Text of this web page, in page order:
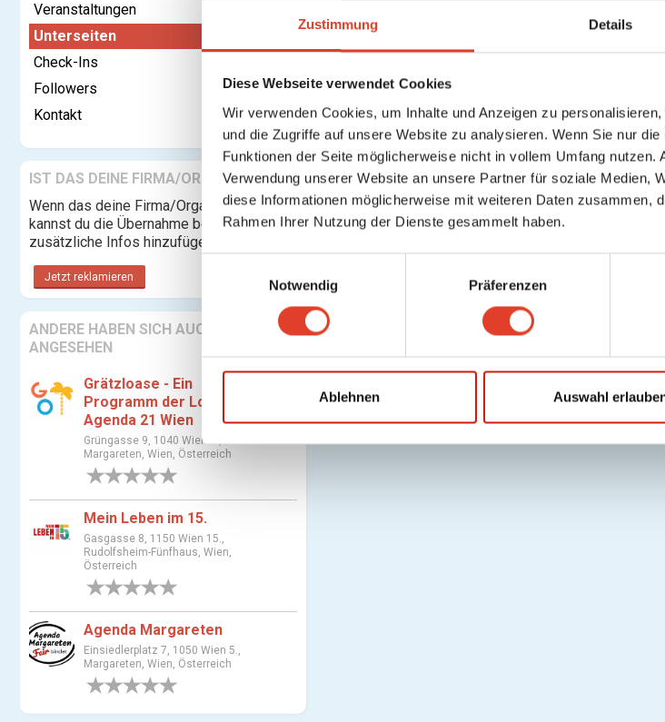
Zustimmung Details
Diese Webseite verwendet Cookies
Wir verwenden Cookies, um Inhalte und Anzeigen zu
und die Zugriffe auf unsere Website zu analysieren. Wenn Sie nur
Funktionen der Seite möglicherweise nicht in vollem Umfang
Verwendung unserer Website an unsere Partner für soziale Medien,
diese Informationen möglicherweise mit weiteren Daten zusammen,
Rahmen Ihrer Nutzung der Dienste gesammelt haben.
w
g
u
g
s
a
w
a
h
Notwendig Präferenzen
Ablehnen Auswahl
Veranstaltungen
Unterseiten
Check-Ins
Followers
Kontakt
IST DAS DEINE FIRMA/ORGANISATION?
Wenn das deine Firma/Organisation ist,
kannst du die Übernahme beantragen und
zusätzliche Infos hinzufügen.
Jetzt reklamieren
ANDERE HABEN SICH AUCH
ANGESEHEN
Grätzloase - Ein
Programm der Lokalen
Agenda 21 Wien
Grüngasse 9, 1040 Wien 5.,
Margareten, Wien, Österreich
Mein Leben im 15.
Gasgasse 8, 1150 Wien 15.,
Rudolfsheim-Fünfhaus, Wien,
Österreich
Agenda Margareten
Einsiedlerplatz 7, 1050 Wien 5.,
Margareten, Wien, Österreich
Freiraum Naschmarkt Unterseite
Bitteupgradedein Package, um eine Unterseite für
Keine Unterseiten gefunden